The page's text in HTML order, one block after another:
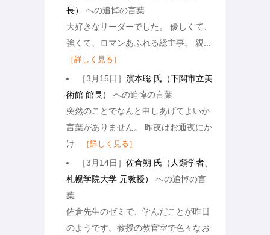
長）
への追悼の言葉
大好きなリーダーでした。 優しくて、
強くて、ロマンあふれる総主事。 親...
［詳しく見る］
［3月15日］濱本聡 氏（下関市立美
術館 館長）
への追悼の言葉
突然のことでなんと申しあげてよいか
言葉がありません。 昨夜はお通夜にか
け...
［詳しく見る］
［3月14日］佐倉朔 氏（人類学者、
札幌学院大学 元教授）
への追悼の言
葉
佐倉先生のゼミで、学んだことが昨日
のようです。教授の教官室で色々なお